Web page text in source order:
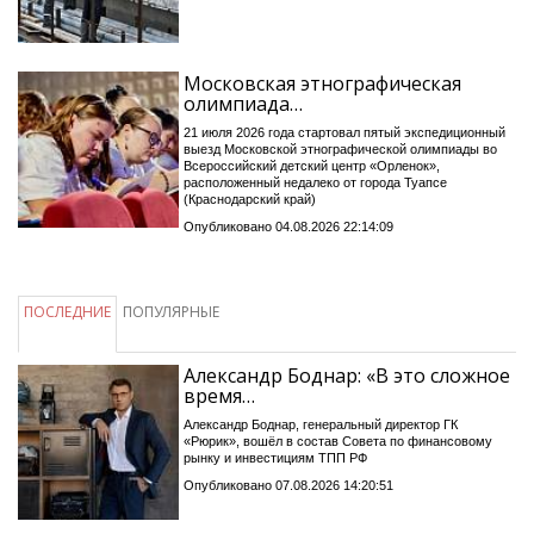
Московская этнографическая
олимпиада…
21 июля 2026 года стартовал пятый экспедиционный
выезд Московской этнографической олимпиады во
Всероссийский детский центр «Орленок»,
расположенный недалеко от города Туапсе
(Краснодарский край)
Опубликовано 04.08.2026 22:14:09
ПОСЛЕДНИЕ ПОПУЛЯРНЫЕ
Александр Боднар: «В это сложное
время…
Александр Боднар, генеральный директор ГК
«Рюрик», вошёл в состав Совета по финансовому
рынку и инвестициям ТПП РФ
Опубликовано 07.08.2026 14:20:51